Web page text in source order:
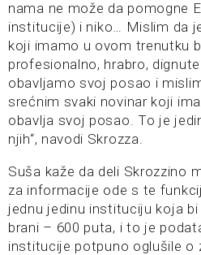
nama ne može da pomogne
institucije) i niko… Mislim da
koji imamo u ovom trenutku
profesionalno, hrabro,
obavljamo svoj posao i
srećnim svaki novinar koji
obavlja svoj posao. To je
njih“, navodi Skrozza.
Suša kaže da deli Skrozzino
za informacije ode s te
jednu jedinu instituciju koja
brani – 600 puta, i to je
institucije potpuno oglušile o